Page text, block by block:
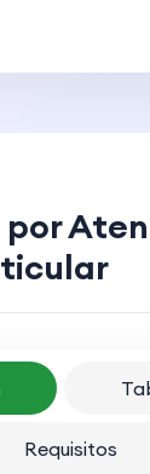
por
Requisitos